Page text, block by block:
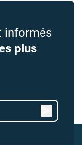
informés
plus